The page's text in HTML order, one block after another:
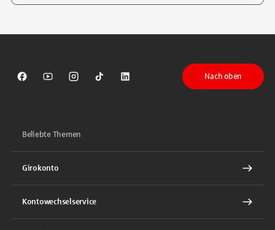
Sparkasse auf Facebook
Sparkasse auf Youtube
Sparkasse auf Instagram
Sparkasse auf TikTok
Sparkasse auf LinkedIn
Nach oben
Beliebte Themen
Girokonto
Kontowechselservice